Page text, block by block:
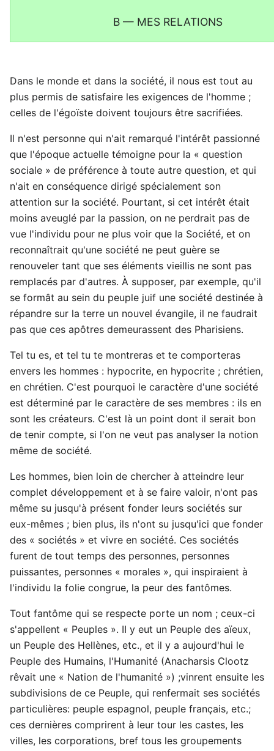
B — MES RELATIONS
Dans le monde et dans la société, il nous est tout au
plus permis de satisfaire les exigences de l'homme ;
celles de l'égoïste doivent toujours être sacrifiées.
Il n'est personne qui n'ait remarqué l'intérêt passionné
que l'époque actuelle témoigne pour la « question
sociale » de préférence à toute autre question, et qui
n'ait en conséquence dirigé spécialement son
attention sur la société. Pourtant, si cet intérêt était
moins aveuglé par la passion, on ne perdrait pas de
vue l'individu pour ne plus voir que la Société, et on
reconnaîtrait qu'une société ne peut guère se
renouveler tant que ses éléments vieillis ne sont pas
remplacés par d'autres. À supposer, par exemple, qu'il
se formât au sein du peuple juif une société destinée à
répandre sur la terre un nouvel évangile, il ne faudrait
pas que ces apôtres demeurassent des Pharisiens.
Tel tu es, et tel tu te montreras et te comporteras
envers les hommes : hypocrite, en hypocrite ; chrétien,
en chrétien. C'est pourquoi le caractère d'une société
est déterminé par le caractère de ses membres : ils en
sont les créateurs. C'est là un point dont il serait bon
de tenir compte, si l'on ne veut pas analyser la notion
même de société.
Les hommes, bien loin de chercher à atteindre leur
complet développement et à se faire valoir, n'ont pas
même su jusqu'à présent fonder leurs sociétés sur
eux-mêmes ; bien plus, ils n'ont su jusqu'ici que fonder
des « sociétés » et vivre en société. Ces sociétés
furent de tout temps des personnes, personnes
puissantes, personnes « morales », qui inspiraient à
l'individu la folie congrue, la peur des fantômes.
Tout fantôme qui se respecte porte un nom ; ceux-ci
s'appellent « Peuples ». II y eut un Peuple des aïeux,
un Peuple des Hellènes, etc., et il y a aujourd'hui le
Peuple des Humains, l'Humanité (Anacharsis Clootz
rêvait une « Nation de l'humanité ») ;vinrent ensuite les
subdivisions de ce Peuple, qui renfermait ses sociétés
particulières: peuple espagnol, peuple français, etc.;
ces dernières comprirent à leur tour les castes, les
villes, les corporations, bref tous les groupements